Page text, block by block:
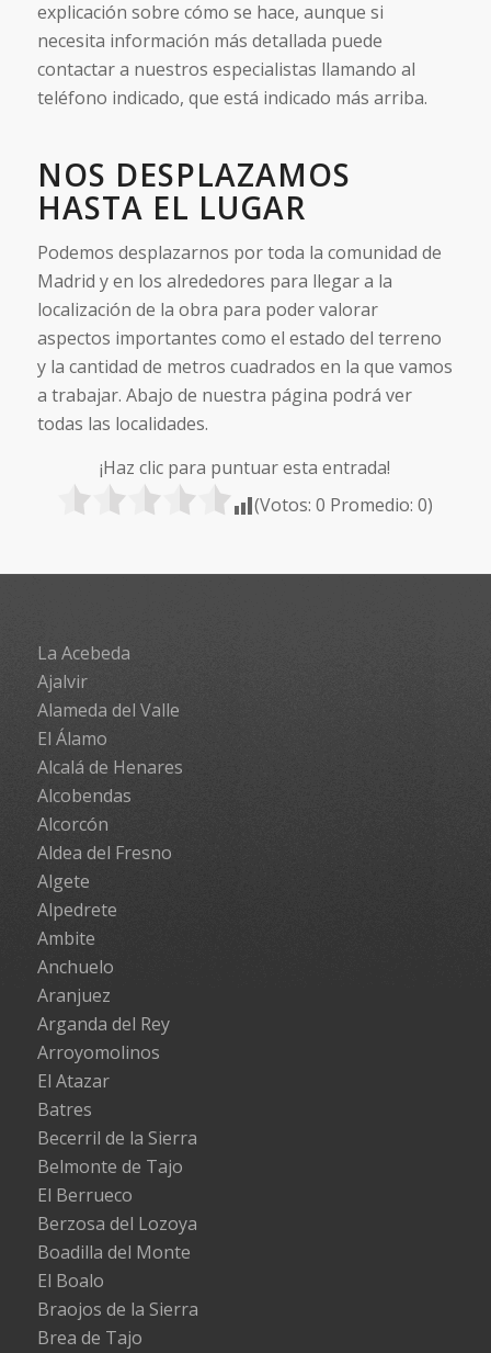
explicación sobre cómo se hace, aunque si
necesita información más detallada puede
contactar a nuestros especialistas llamando al
teléfono indicado, que está indicado más arriba.
NOS DESPLAZAMOS
HASTA EL LUGAR
Podemos desplazarnos por toda la comunidad de
Madrid y en los alrededores para llegar a la
localización de la obra para poder valorar
aspectos importantes como el estado del terreno
y la cantidad de metros cuadrados en la que vamos
a trabajar. Abajo de nuestra página podrá ver
todas las localidades.
¡Haz clic para puntuar esta entrada!
(Votos:0 Promedio:0)
La Acebeda
Ajalvir
Alameda del Valle
El Álamo
Alcalá de Henares
Alcobendas
Alcorcón
Aldea del Fresno
Algete
Alpedrete
Ambite
Anchuelo
Aranjuez
Arganda del Rey
Arroyomolinos
El Atazar
Batres
Becerril de la Sierra
Belmonte de Tajo
El Berrueco
Berzosa del Lozoya
Boadilla del Monte
El Boalo
Braojos de la Sierra
Brea de Tajo